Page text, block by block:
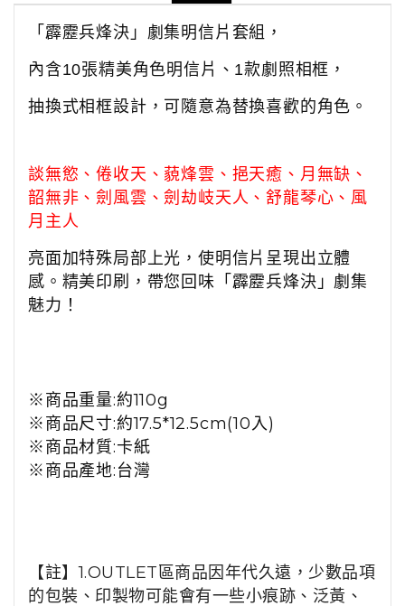
「霹靂兵烽決」劇集明信片套組，
內含10張精美角色明信片、 1款劇照相框，
抽換式相框設計，可隨意為替換喜歡的角色。
談無慾、倦收天、藐烽雲、挹天癒、月無缺、
韶無非、劍風雲、劍劫岐天人、舒龍琴心、風
月主人
亮面加特殊局部上光，使明信片呈現出立體
感。精美印刷，帶您回味「霹靂兵烽決」劇集
魅力！
※商品重量:約110g
※商品尺寸:約17.5*12.5cm(10入)
※商品材質:卡紙
※商品產地:台灣
【註】1.OUTLET區商品因年代久遠，少數品項
的包裝、印製物可能會有一些小痕跡、泛黃、